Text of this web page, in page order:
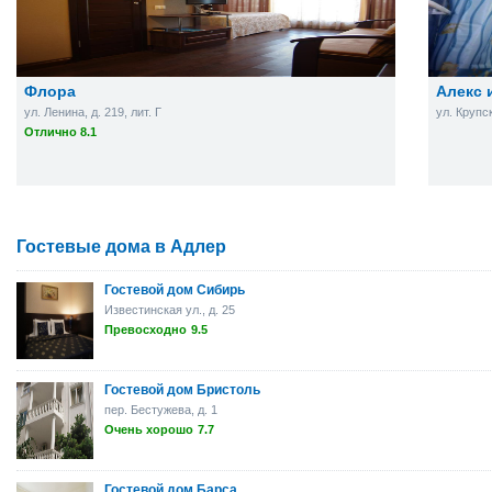
Флора
ул. Ленина, д. 219, лит. Г
Отлично 8.1
Алекс
ул.
Гостевые дома в Адлер
Гостевой дом Сибирь
Известинская ул., д. 25
Превосходно 9.5
Гостевой дом Бристоль
пер. Бестужева, д. 1
Очень хорошо 7.7